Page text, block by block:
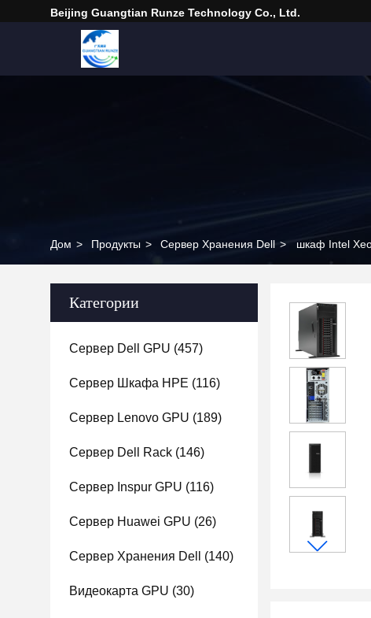
Beijing Guangtian Runze Technology Co., Ltd.
Дом > Продукты > Сервер Хранения Dell > шкаф Intel
Категории
Сервер Dell GPU (457)
Сервер Шкафа HPE (116)
Сервер Lenovo GPU (189)
Сервер Dell Rack (146)
Сервер Inspur GPU (116)
Сервер Huawei GPU (26)
Сервер Хранения Dell (140)
Видеокарта GPU (30)